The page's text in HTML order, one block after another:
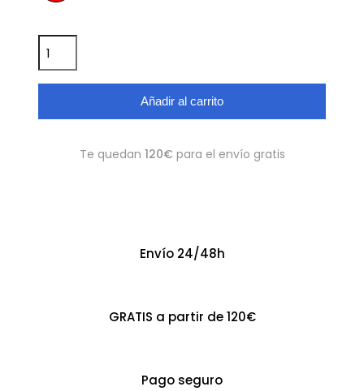
Añadir al carrito
Te quedan 120€ para el envío gratis
Envío 24/48h
GRATIS a partir de 120€
Pago seguro